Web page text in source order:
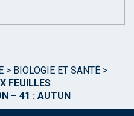
> BIOLOGIE ET SANTÉ >
FEUILLES
– 41 : AUTUN